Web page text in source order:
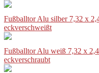
Fußballtor Alu silber 7,32 x
eckverschweißt
Fußballtor Alu weiß 7,32 x
eckverschraubt